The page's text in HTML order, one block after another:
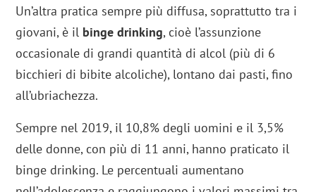
Un’altra pratica sempre più diffusa, soprattutto tra i
giovani, è il binge drinking, cioè l’assunzione
occasionale di grandi quantità di alcol (più di 6
bicchieri di bibite alcoliche), lontano dai pasti, fino
all’ubriachezza.
Sempre nel 2019, il 10,8% degli uomini e il 3,5%
delle donne, con più di 11 anni, hanno praticato il
binge drinking. Le percentuali aumentano